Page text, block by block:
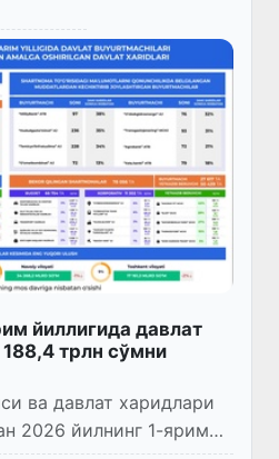
йиллигида давлат
трлн сўмни
ва давлат харидлари
2026 йилнинг 1-ярим